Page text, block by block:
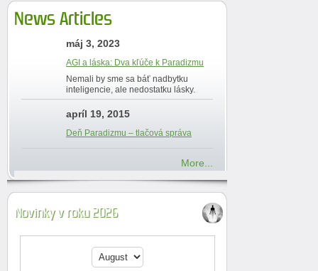
News Articles
máj 3, 2023
AGI a láska: Dva kľúče k Paradizmu
Nemali by sme sa báť nadbytku
inteligencie, ale nedostatku lásky.
apríl 19, 2015
Deň Paradizmu – tlačová správa
More...
Novinky v roku 2026